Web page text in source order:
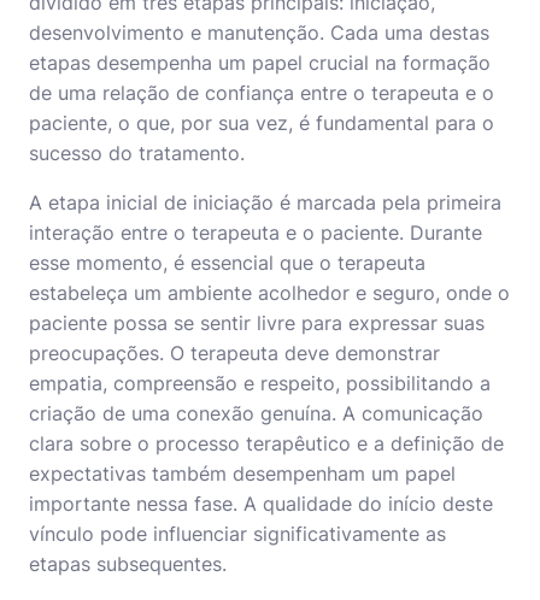
desenvolvimento e manutenção. Cada uma destas
etapas desempenha um papel crucial na formação
de uma relação de confiança entre o terapeuta e o
paciente, o que, por sua vez, é fundamental para o
sucesso do tratamento.
A etapa inicial de iniciação é marcada pela primeira
interação entre o terapeuta e o paciente. Durante
esse momento, é essencial que o terapeuta
estabeleça um ambiente acolhedor e seguro, onde o
paciente possa se sentir livre para expressar suas
preocupações. O terapeuta deve demonstrar
empatia, compreensão e respeito, possibilitando a
criação de uma conexão genuína. A comunicação
clara sobre o processo terapêutico e a definição de
expectativas também desempenham um papel
importante nessa fase. A qualidade do início deste
vínculo pode influenciar significativamente as
etapas subsequentes.